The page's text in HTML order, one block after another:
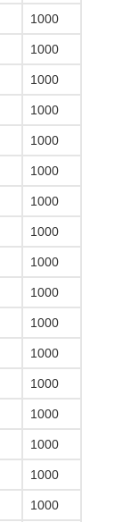
1000
1000
1000
1000
1000
1000
1000
1000
1000
1000
1000
1000
1000
1000
1000
1000
1000